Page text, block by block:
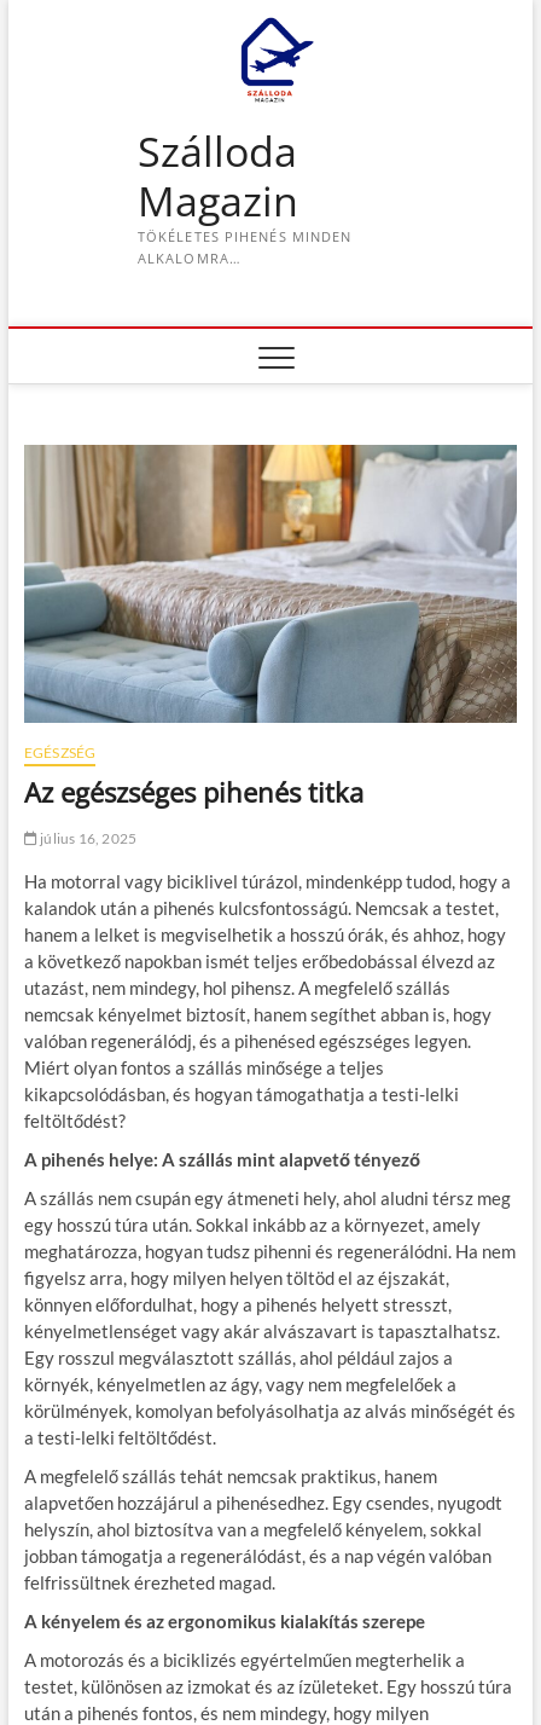
t
Szálloda
Magazin
TÖKÉLETES PIHENÉS MINDEN
ALKALOMRA…
EGÉSZSÉG
Az egészséges pihenés titka
július 16, 2025
Ha motorral vagy biciklivel túrázol, mindenképp tudod, hogy a
kalandok után a pihenés kulcsfontosságú. Nemcsak a testet,
hanem a lelket is megviselhetik a hosszú órák, és ahhoz, hogy
a következő napokban ismét teljes erőbedobással élvezd az
utazást, nem mindegy, hol pihensz. A megfelelő szállás
nemcsak kényelmet biztosít, hanem segíthet abban is, hogy
valóban regenerálódj, és a pihenésed egészséges legyen.
Miért olyan fontos a szállás minősége a teljes
kikapcsolódásban, és hogyan támogathatja a testi-lelki
feltöltődést?
A pihenés helye: A szállás mint alapvető tényező
A szállás nem csupán egy átmeneti hely, ahol aludni térsz meg
egy hosszú túra után. Sokkal inkább az a környezet, amely
meghatározza, hogyan tudsz pihenni és regenerálódni. Ha nem
figyelsz arra, hogy milyen helyen töltöd el az éjszakát,
könnyen előfordulhat, hogy a pihenés helyett stresszt,
kényelmetlenséget vagy akár alvászavart is tapasztalhatsz.
Egy rosszul megválasztott szállás, ahol például zajos a
környék, kényelmetlen az ágy, vagy nem megfelelőek a
körülmények, komolyan befolyásolhatja az alvás minőségét és
a testi-lelki feltöltődést.
A megfelelő szállás tehát nemcsak praktikus, hanem
alapvetően hozzájárul a pihenésedhez. Egy csendes, nyugodt
helyszín, ahol biztosítva van a megfelelő kényelem, sokkal
jobban támogatja a regenerálódást, és a nap végén valóban
felfrissültnek érezheted magad.
A kényelem és az ergonomikus kialakítás szerepe
A motorozás és a biciklizés egyértelműen megterhelik a
testet, különösen az izmokat és az ízületeket. Egy hosszú túra
után a pihenés fontos, és nem mindegy, hogy milyen